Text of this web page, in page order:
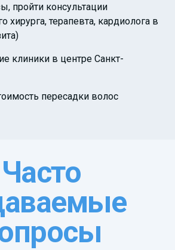
пройти консультации
хирурга, терапевта, кардиолога в
клиники в центре Санкт-
пересадки волос
Часто